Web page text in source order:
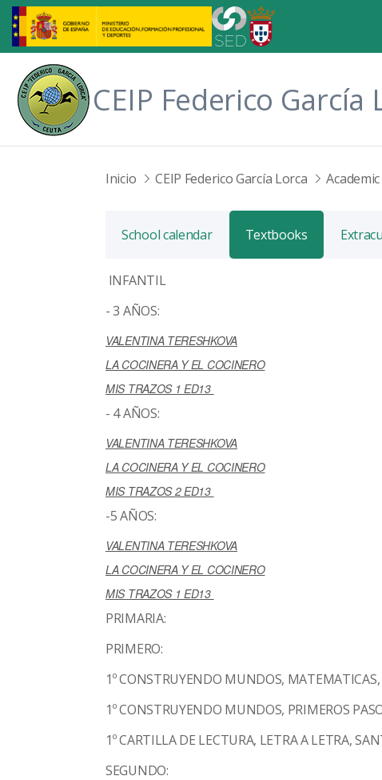
Skip to Main Content
CEIP Federico García
Inicio CEIP Federico García Lorca
School calendar Textbooks
INFANTIL
- 3 AÑOS:
VALENTINA TERESHKOVA
LA COCINERA Y EL COCINERO
MIS TRAZOS 1 ED13
- 4 AÑOS:
VALENTINA TERESHKOVA
LA COCINERA Y EL COCINERO
MIS TRAZOS 2 ED13
-5 AÑOS:
VALENTINA TERESHKOVA
LA COCINERA Y EL COCINERO
MIS TRAZOS 1 ED13
PRIMARIA:
PRIMERO:
1º CONSTRUYENDO MUNDOS,
1º CONSTRUYENDO MUNDOS, PRIMEROS
1º CARTILLA DE LECTURA, LETRA A LETRA,
SEGUNDO: